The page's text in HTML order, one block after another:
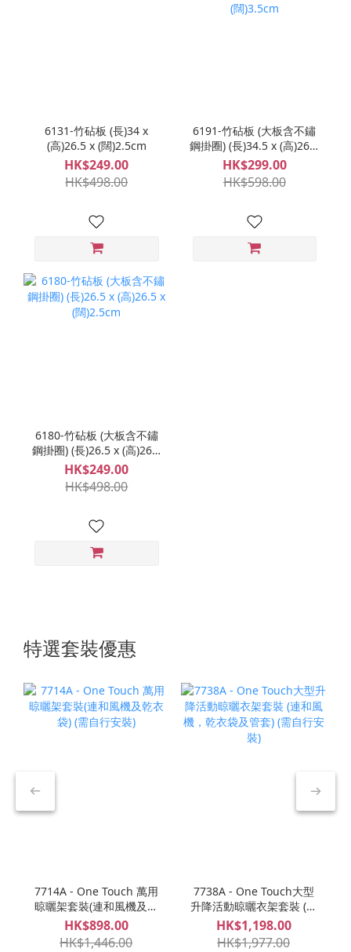
6131-竹砧板 (長)34 x
(高)26.5 x (闊)2.5cm
HK$249.00
HK$498.00
6191-竹砧板 (大板含不鏽
鋼掛圈) (長)34.5 x (高)26.5
x (闊)3.5cm
HK$299.00
HK$598.00
6180-竹砧板 (大板含不鏽
鋼掛圈) (長)26.5 x (高)26.5
x (闊)2.5cm
HK$249.00
HK$498.00
特選套裝優惠
7714A - One Touch 萬用
晾曬架套裝(連和風機及乾
衣袋) (需自行安裝)
HK$898.00
HK$1,446.00
7738A - One Touch大型
升降活動晾曬衣架套裝 (連
和風機，乾衣袋及管套)
(需自行安裝)
HK$1,198.00
HK$1,977.00